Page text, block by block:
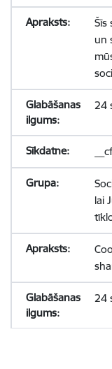
Šīs
un
24
lai
24